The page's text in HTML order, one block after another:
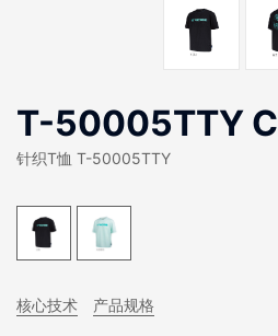
T-50005TTY C
针织T恤 T-50005TTY
核心技术 产品规格